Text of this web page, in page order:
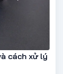
cách xử lý